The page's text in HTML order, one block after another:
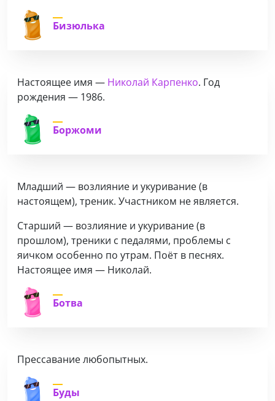
Бизюлька
Настоящее имя — Николай Карпенко. Год
рождения — 1986.
Боржоми
Младший — возлияние и укуривание (в
настоящем), треник. Участником не является.
Старший — возлияние и укуривание (в
прошлом), треники с педалями, проблемы с
яичком особенно по утрам. Поёт в песнях.
Настоящее имя — Николай.
Ботва
Прессавание любопытных.
Буды